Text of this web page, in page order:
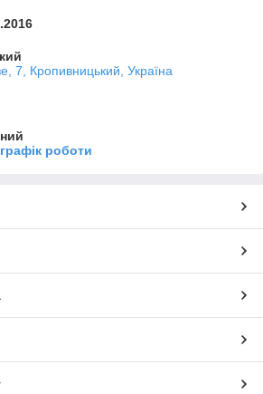
7, Кропивницький, Україна
роботи